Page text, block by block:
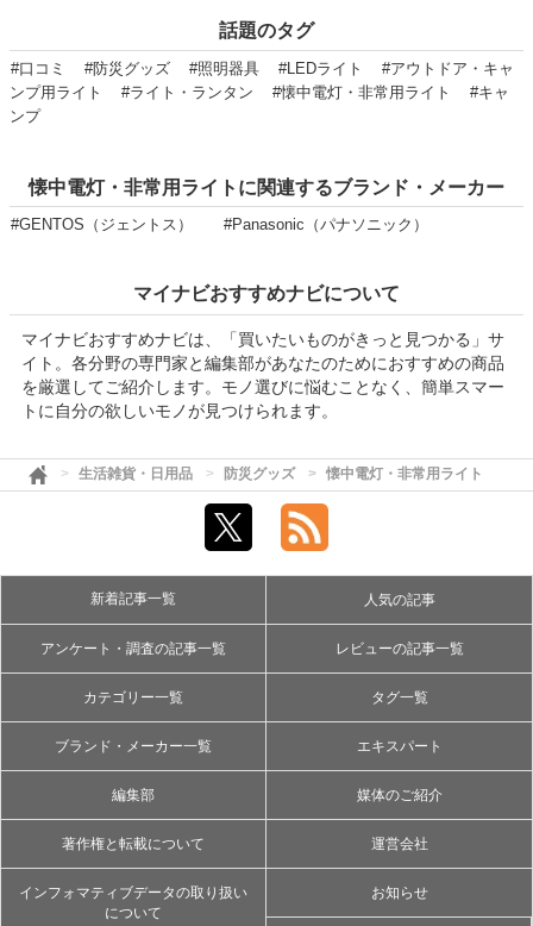
話題のタグ
#口コミ #防災グッズ #照明器具 #LEDライト
#アウトドア・キャ
ンプ用ライト
#ライト・ランタン #懐中電灯・非常用ライト
#キャ
ンプ
懐中電灯・非常用ライトに関連するブランド・メーカー
#GENTOS（ジェントス） #Panasonic（パナソニック）
マイナビおすすめナビについて
マイナビおすすめナビは、「買いたいものがきっと見つかる」サ
イト。各分野の専門家と編集部があなたのためにおすすめの商品
を厳選してご紹介します。モノ選びに悩むことなく、簡単スマー
トに自分の欲しいモノが見つけられます。
生活雑貨・日用品 防災グッズ 懐中電灯・非常用ライト
新着記事一覧 人気の記事
アンケート・調査の記事一覧 レビューの記事一覧
カテゴリー一覧 タグ一覧
ブランド・メーカー一覧 エキスパート
編集部 媒体のご紹介
著作権と転載について 運営会社
インフォマティブデータの取り扱い
について
お知らせ